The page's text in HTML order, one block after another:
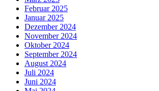
Februar 2025
Januar 2025
Dezember 2024
November 2024
Oktober 2024
September 2024
August 2024
Juli 2024
Juni 2024